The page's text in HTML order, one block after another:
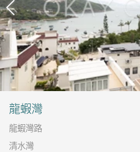
龍蝦灣
龍蝦灣路
清水灣